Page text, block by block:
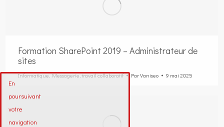
Formation SharePoint 2019 – Administrateur de
sites
Informatique,Messagerie,travail collaboratif ParVaniseo 9 mai 2025
En
poursuivant
votre
navigation